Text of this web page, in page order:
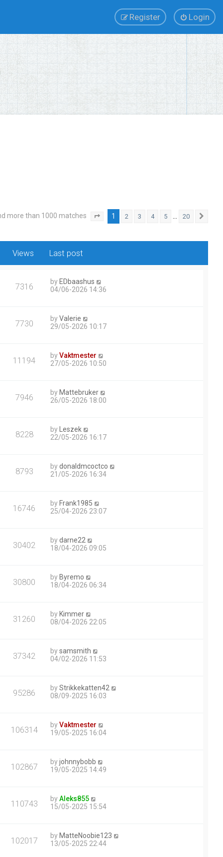
Login
Register
more than 1000 matches Page of
1 2 3 4 5 … 20
Views Last post
7316 by EDbaashus
04/06-2026 14:36
7730 byValerie
29/05-2026 10:17
11194 byVaktmester
27/05-2026 10:50
7946 by Mattebruker
26/05-2026 18:00
8228 by
Leszek
22/05-2026 16:17
8793 bydonaldmcoctco
21/05-2026 16:34
16746 by Frank1985
25/04-2026 23:07
30402 bydarne22
18/04-2026 09:05
30800 by Byremo
18/04-2026 06:34
31260 by Kimmer
08/04-2026 22:05
37342 bysamsmith
04/02-2026 11:53
95286 byStrikkekatten42
08/09-2025 16:03
106314 byVaktmester
19/05-2025 16:04
102867 byjohnnybobb
19/05-2025 14:49
110743 byAleks855
15/05-2025 15:54
102017 by MatteNoobie123
13/05-2025 22:44